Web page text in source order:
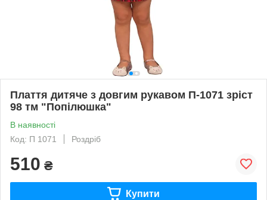
Плаття дитяче з довгим рукавом П-1071 зріст
98 тм "Попілюшка"
В наявності
Код: П 1071
Роздріб
510 ₴
Купити